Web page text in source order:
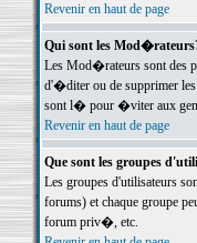
Revenir en haut de page
Qui sont les
Les Mod�rateurs sont des
d'�diter ou de supprimer
sont l� pour �viter aux
Revenir en haut de page
Que sont les groupes
Les groupes d'utilisateurs
forums) et chaque groupe
forum priv�, etc.